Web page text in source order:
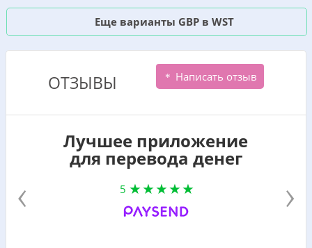
Еще варианты GBP в WST
ОТЗЫВЫ Написать отзыв
Лучшее приложение
для перевода денег
5
‹ ›